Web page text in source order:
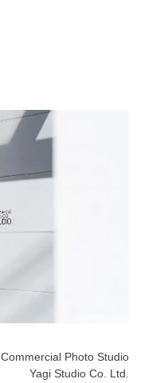
Commercial Photo Studio
Yagi Studio Co. Ltd.